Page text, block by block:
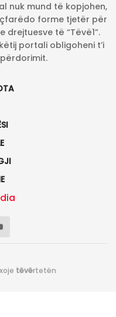
nuk mund të kopjohen,
forme tjetër për
të “Tëvë1”.
portali obligoheni t’i
tëvërtetën